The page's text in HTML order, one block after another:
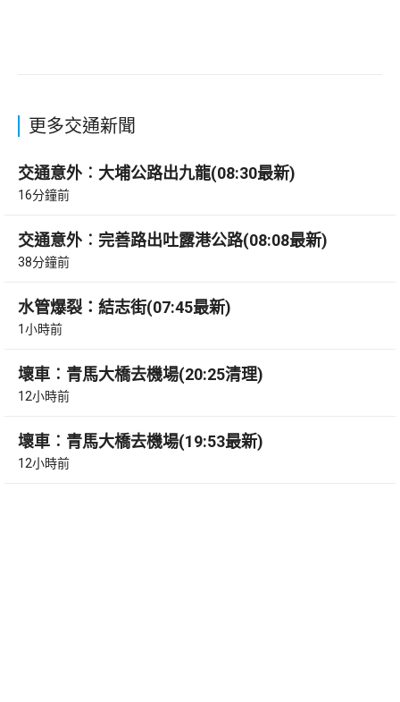
更多交通新聞
交通意外︰大埔公路出九龍(08:30最新)
16分鐘前
交通意外︰完善路出吐露港公路(08:08最新)
38分鐘前
水管爆裂：結志街(07:45最新)
1小時前
壞車︰青馬大橋去機場(20:25清理)
12小時前
壞車︰青馬大橋去機場(19:53最新)
12小時前